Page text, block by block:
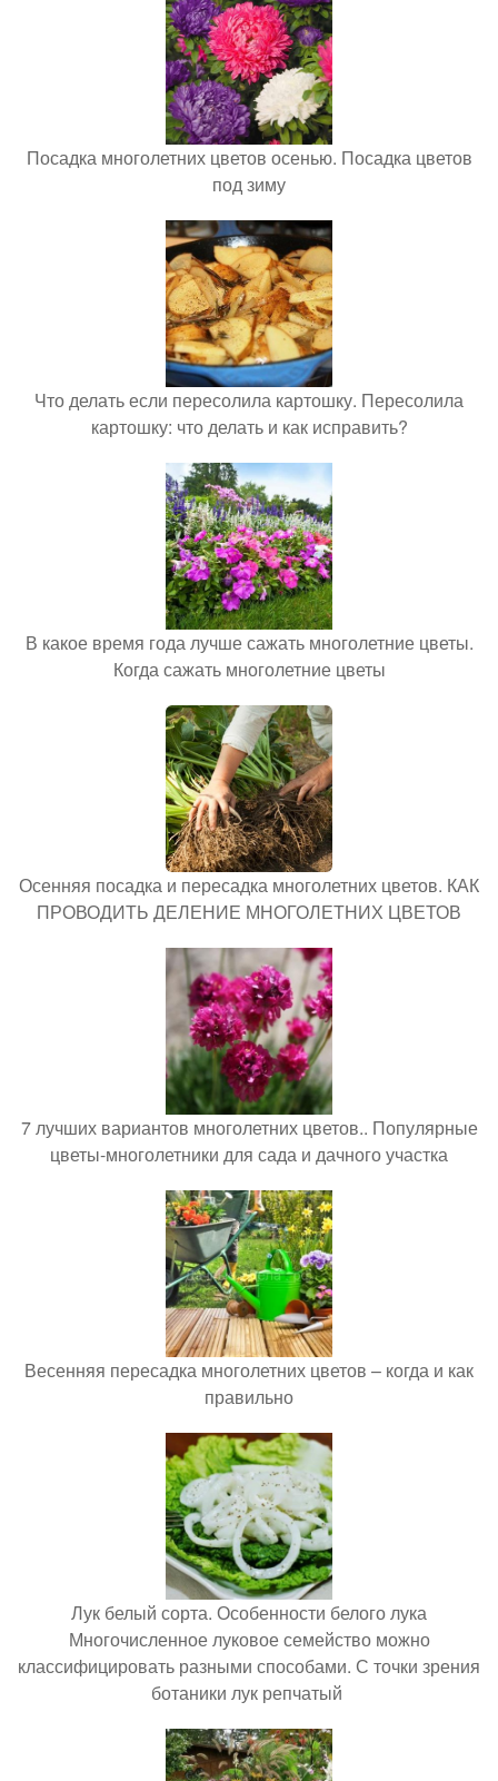
Посадка многолетних цветов осенью. Посадка цветов
под зиму
Что делать если пересолила картошку. Пересолила
картошку: что делать и как исправить?
В какое время года лучше сажать многолетние цветы.
Когда сажать многолетние цветы
Осенняя посадка и пересадка многолетних цветов. КАК
ПРОВОДИТЬ ДЕЛЕНИЕ МНОГОЛЕТНИХ ЦВЕТОВ
7 лучших вариантов многолетних цветов.. Популярные
цветы-многолетники для сада и дачного участка
Весенняя пересадка многолетних цветов – когда и как
правильно
Лук белый сорта. Особенности белого лука
Многочисленное луковое семейство можно
классифицировать разными способами. С точки зрения
ботаники лук репчатый